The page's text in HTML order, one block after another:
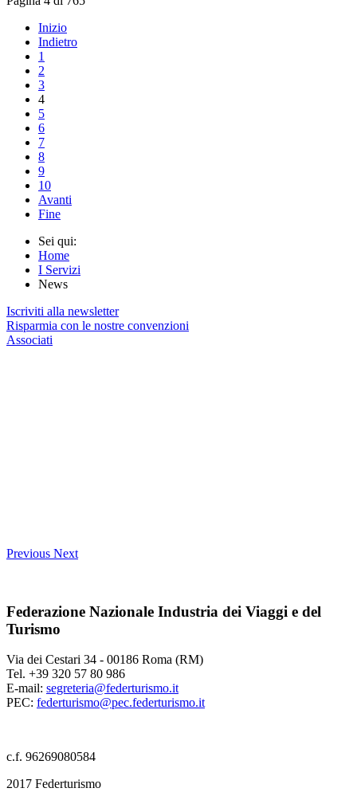
Inizio
Indietro
1
2
3
4
5
6
7
8
9
10
Avanti
Fine
Sei qui:
Home
I Servizi
News
Iscriviti alla newsletter
Risparmia con le nostre convenzioni
Associati
Previous Next
Federazione Nazionale Industria dei Viaggi e del
Turismo
Via dei Cestari 34 - 00186 Roma (RM)
Tel. +39 320 57 80 986
E-mail: segreteria@federturismo.it
PEC: federturismo@pec.federturismo.it
c.f. 96269080584
2017 Federturismo